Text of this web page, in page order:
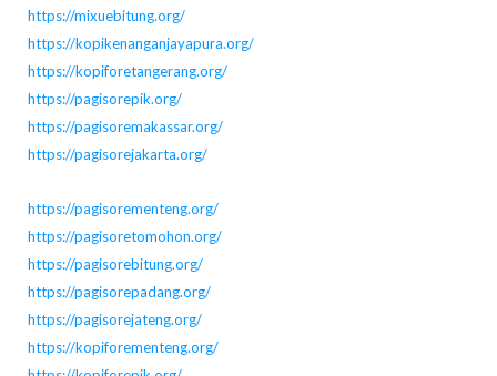
https://mixuebitung.org/
https://kopikenanganjayapura.org/
https://kopiforetangerang.org/
https://pagisorepik.org/
https://pagisoremakassar.org/
https://pagisorejakarta.org/
https://pagisorementeng.org/
https://pagisoretomohon.org/
https://pagisorebitung.org/
https://pagisorepadang.org/
https://pagisorejateng.org/
https://kopiforementeng.org/